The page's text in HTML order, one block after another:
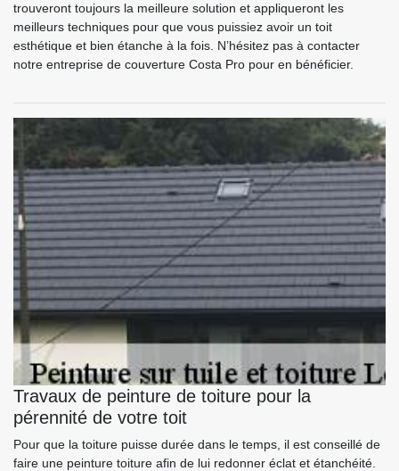
trouveront toujours la meilleure solution et appliqueront les
meilleurs techniques pour que vous puissiez avoir un toit
esthétique et bien étanche à la fois. N’hésitez pas à contacter
notre entreprise de couverture Costa Pro pour en bénéficier.
Travaux de peinture de toiture pour la
pérennité de votre toit
Pour que la toiture puisse durée dans le temps, il est conseillé de
faire une peinture toiture afin de lui redonner éclat et étanchéité.